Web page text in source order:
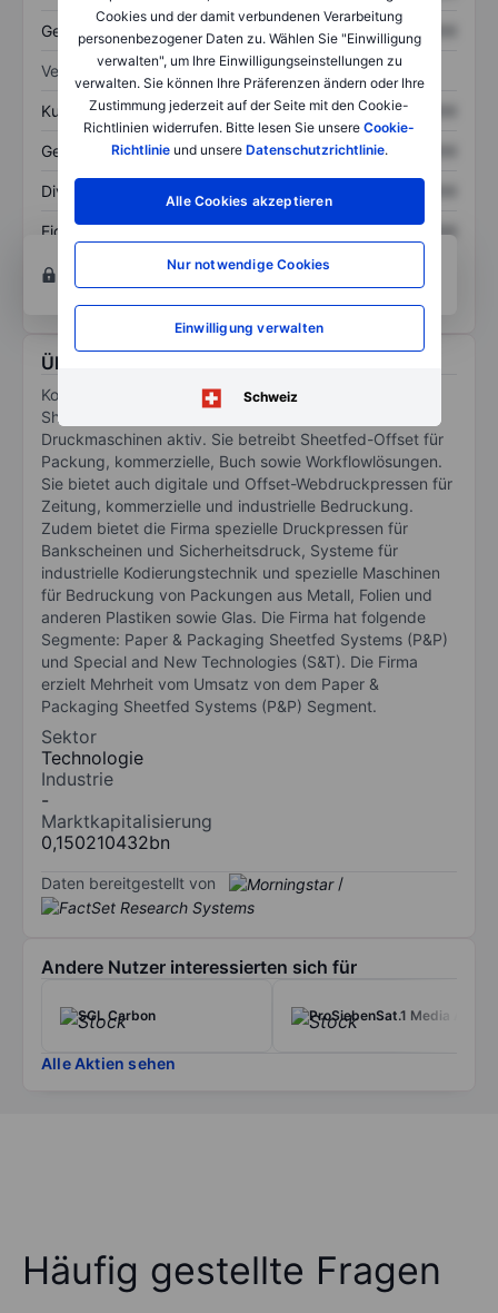
Cookies und der damit verbundenen Verarbeitung
personenbezogener Daten zu. Wählen Sie "Einwilligung
verwalten", um Ihre Einwilligungseinstellungen zu
verwalten. Sie können Ihre Präferenzen ändern oder Ihre
Zustimmung jederzeit auf der Seite mit den Cookie-
Richtlinien widerrufen. Bitte lesen Sie unsere Cookie-
Richtlinieund unsere Datenschutzrichtlinie.
Alle Cookies akzeptieren
Nur notwendige Cookies
Einwilligung verwalten
Schweiz
Gesamtschulden XXXXXXX XXXXXXX
Verhältnisse
Kurs/Umsatz XXXXXXX XXXXXXX
Gewinn je Aktie XXXXXXX XXXXXXX
Dividende je Aktie
Eigenkapitalrendite XXXXXXX
XXXXXXX
Konto eröffnenum Zugriff auf mehr Diagramm-
und Analyse-Tools zu erhalten.
Über Koenig & Bauer AG
Koenig & Bauer AG ist in Herstellung und Vertrieb von
Sheetfed-Offset-, digitale, Web-Offset- und speziellen
Druckmaschinen aktiv. Sie betreibt Sheetfed-Offset für
Packung, kommerzielle, Buch sowie Workflowlösungen.
Sie bietet auch digitale und Offset-Webdruckpressen für
Zeitung, kommerzielle und industrielle Bedruckung.
Zudem bietet die Firma spezielle Druckpressen für
Bankscheinen und Sicherheitsdruck, Systeme für
industrielle Kodierungstechnik und spezielle Maschinen
für Bedruckung von Packungen aus Metall, Folien und
anderen Plastiken sowie Glas. Die Firma hat folgende
Segmente: Paper & Packaging Sheetfed Systems (P&P)
und Special and New Technologies (S&T). Die Firma
erzielt Mehrheit vom Umsatz von dem Paper &
Packaging Sheetfed Systems (P&P) Segment.
Sektor
Technologie
Industrie
-
Marktkapitalisierung
0,150210432bn
Daten bereitgestellt von /
Andere Nutzer interessierten sich für
SGL Carbon ProSiebenSat.1 Media AG
Alle Aktien sehen
Häufig gestellte Fragen